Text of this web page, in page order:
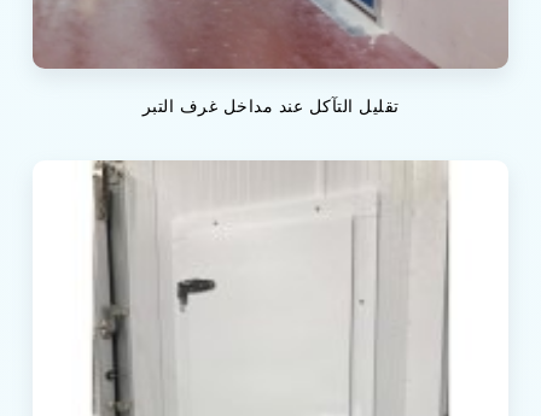
تقليل التآكل عند مداخل غرف التبر